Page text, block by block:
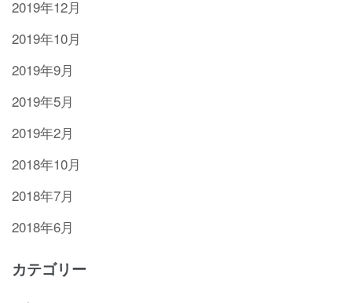
2019年12月
2019年10月
2019年9月
2019年5月
2019年2月
2018年10月
2018年7月
2018年6月
カテゴリー